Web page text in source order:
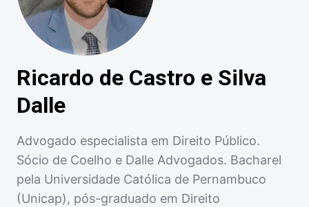
Ricardo de Castro e Silva
Dalle
Advogado especialista em Direito Público.
Sócio de Coelho e Dalle Advogados. Bacharel
pela Universidade Católica de Pernambuco
(Unicap), pós-graduado em Direito